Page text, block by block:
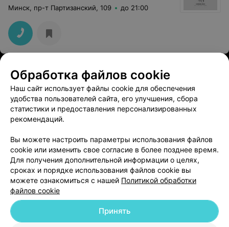
Минск, пр-т Партизанский, 109 до 21:00
САЛОН КРАСОТЫ
Виста
Минск, ул. Плеханова, 23 до 21:00
Добавить компанию
Обработка файлов cookie
Наш сайт использует файлы cookie для обеспечения
удобства пользователей сайта, его улучшения, сбора
статистики и предоставления персонализированных
рекомендаций.
Вы можете настроить параметры использования файлов
cookie или изменить свое согласие в более позднее время.
Для получения дополнительной информации о целях,
сроках и порядке использования файлов cookie вы
можете ознакомиться с нашей Политикой обработки
файлов cookie
Принять